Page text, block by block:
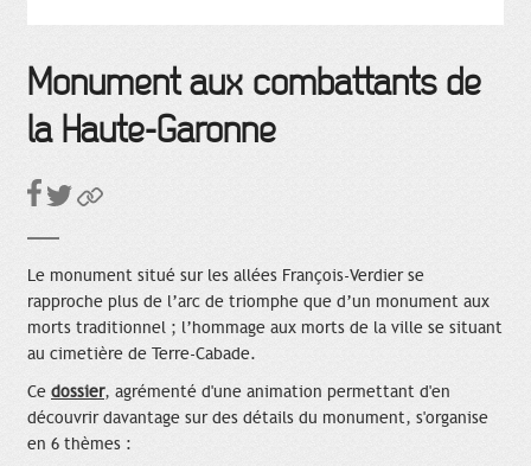
Monument aux combattants de
la Haute-Garonne
Le monument situé sur les allées François-Verdier se
rapproche plus de l’arc de triomphe que d’un monument aux
morts traditionnel ; l’hommage aux morts de la ville se situant
au cimetière de Terre-Cabade.
Ce dossier, agrémenté d'une animation permettant d'en
découvrir davantage sur des détails du monument, s'organise
en 6 thèmes :